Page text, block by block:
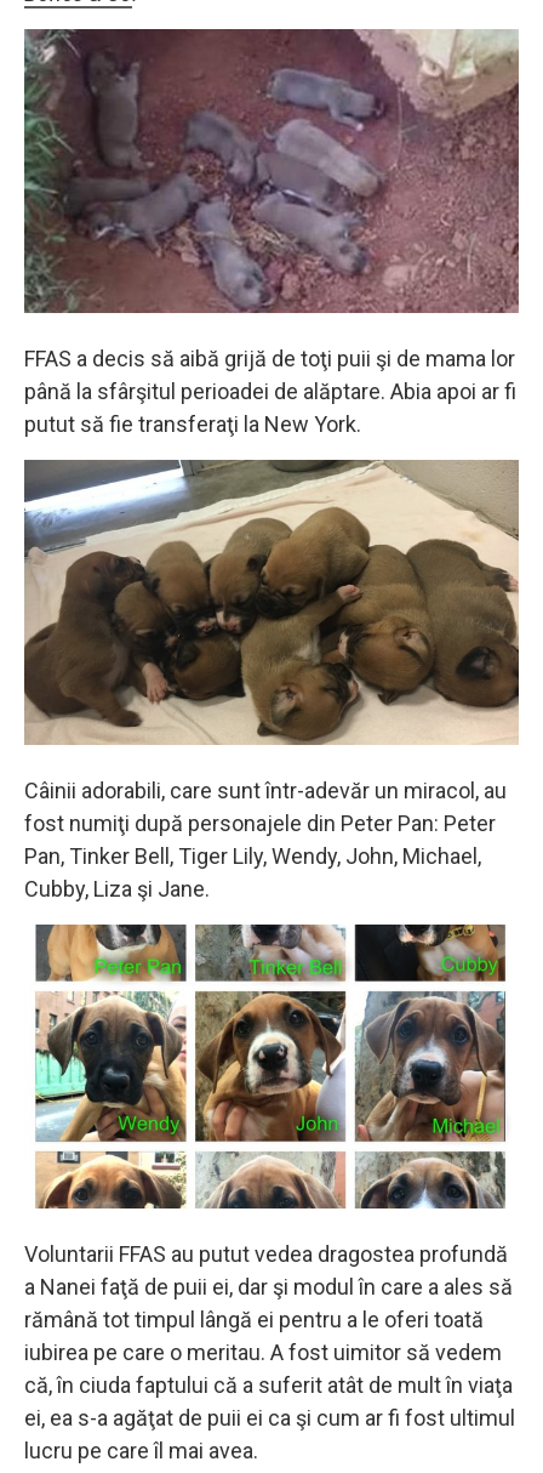
FFAS a decis să aibă grijă de toţi puii şi de mama lor
până la sfârşitul perioadei de alăptare. Abia apoi ar fi
putut să fie transferaţi la New York.
Câinii adorabili, care sunt într-adevăr un miracol, au
fost numiţi după personajele din Peter Pan: Peter
Pan, Tinker Bell, Tiger Lily, Wendy, John, Michael,
Cubby, Liza şi Jane.
Voluntarii FFAS au putut vedea dragostea profundă
a Nanei faţă de puii ei, dar şi modul în care a ales să
rămână tot timpul lângă ei pentru a le oferi toată
iubirea pe care o meritau. A fost uimitor să vedem
că, în ciuda faptului că a suferit atât de mult în viaţa
ei, ea s-a agăţat de puii ei ca şi cum ar fi fost ultimul
lucru pe care îl mai avea.